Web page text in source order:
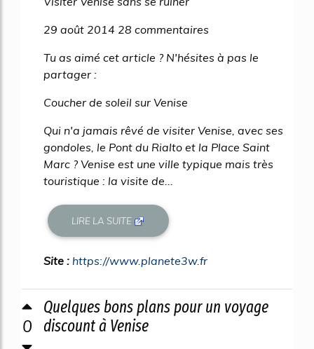
29 août 2014 28 commentaires
Tu as aimé cet article ? N'hésites à pas le
partager :
Coucher de soleil sur Venise
Qui n'a jamais rêvé de visiter Venise, avec ses
gondoles, le Pont du Rialto et la Place Saint
Marc ? Venise est une ville typique mais très
touristique : la visite de...
LIRE LA SUITE
Site : https://www.planete3w.fr
0
Quelques bons plans pour un voyage
discount à Venise